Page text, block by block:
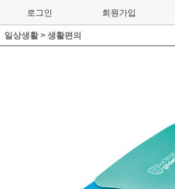
로그인 회원가입
일상생활> 생활편의